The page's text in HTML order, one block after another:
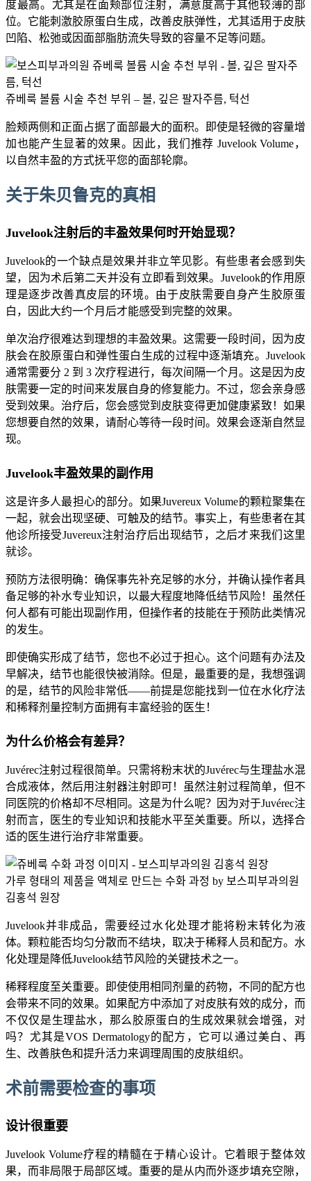
度最高。尤其是在面颊部位注射，满意度高于其他较薄的部
位。它能刺激胶原蛋白生成，改善皮肤弹性，尤其适用于皮肤
凹陷、松弛或因面部脂肪流失导致的容量不足等问题。
쥬베룩 볼륨 시술 추천 부위 – 볼, 깊은 팔자주름, 턱선
脸颊两侧和正面占据了面部最大的面积。即使是轻微的容量增
加也能产生显著的效果。因此，我们推荐 Juvelook Volume，
以自然丰盈的方式抚平您的面部轮廓。
关于朱贝鲁克的真相
Juvelook注射后的丰盈效果何时开始显现？
Juvelook的一个缺点是效果并非立竿见影。有些患者会感到失
望，因为术后第二天并没有立即看到效果。Juvelook的作用原
理是逐步改善真皮层的环境。由于皮肤需要自身产生胶原蛋
白，因此大约一个月后才能感受到完整的效果。
单次治疗很难达到理想的丰盈效果。这需要一段时间，因为皮
肤会在胶原蛋白和弹性蛋白生成的过程中逐渐填充。Juvelook
通常需要分 2 到 3 次疗程进行，每次间隔一个月。这是因为皮
肤需要一定的时间来发展自身的修复能力。不过，您会亲身感
受到效果。治疗后，您会感觉到皮肤变得更加健康紧致！如果
您想要自然的效果，请耐心等待一段时间。效果会逐渐自然显
现。
Juvelook丰盈效果的副作用
这是许多人最担心的部分。如果Juvereux Volume的颗粒聚集在
一起，就会出现坚硬、可触及的结节。事实上，有些患者在其
他诊所接受Juvereux注射治疗后出现结节，之后才来我们这里
就诊。
预防方法很明确：确保事先补充足够的水分，并确认操作者具
备足够的补水专业知识，以最大程度地降低结节风险！虽然任
何人都有可能出现副作用，但操作者的技能在于预防此类情况
的发生。
即使确实形成了结节，您也不必过于担心。这个问题有办法及
早解决，结节也能很快被消除。但是，最重要的是，我想强调
的是，结节的风险非常低——前提是您能找到一位在水化疗法
和稀释剂量控制方面拥有丰富经验的医生！
为什么价格会有差异？
Juvérec注射过程很简单。只需将粉末状的Juvérec与生理盐水混
合成液体，然后用注射器注射即可！虽然注射过程简单，但不
同医院的价格却不尽相同。这是为什么呢？因为对于Juvérec注
射而言，医生的专业知识和技能水平至关重要。所以，选择合
适的医生进行治疗非常重要。
가루 형태의 제품을 액체로 만드는 수화 과정 by 보스피부과의원
김홍석 원장
Juvelook并非成品，需要经过水化处理才能将粉末转化为液
体。颗粒能否均匀分散而不结块，取决于稀释人员和配方。水
化处理是降低Juvelook结节风险的关键技术之一。
稀释程度至关重要。即使使用相同剂量的药物，不同的配方也
会带来不同的效果。如果配方中添加了对皮肤有效的成分，而
不仅仅是生理盐水，那么胶原蛋白的生成效果就会增强，对
吗？尤其是VOS Dermatology的配方，它可以通过美白、再
生、改善肤色和提升活力来调理周围的皮肤组织。
术前需要检查的事项
设计很重要
Juvelook Volume疗程的精髓在于精心设计。它着眼于整体效
果，而非局限于局部区域。重要的是从内而外逐步填充空隙，